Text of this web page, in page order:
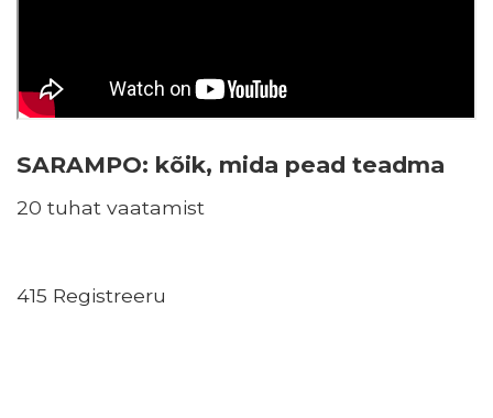
SARAMPO: kõik, mida pead teadma
20 tuhat vaatamist
415 Registreeru